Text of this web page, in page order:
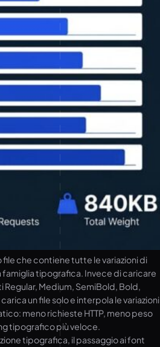
file che contiene tutte le variazioni di
famiglia tipografica. Invece di caricare
Regular, Medium, SemiBold, Bold,
un file solo e interpola le variazioni
meno richieste HTTP, meno peso
tipografico più veloce.
tipografica, il passaggio ai font